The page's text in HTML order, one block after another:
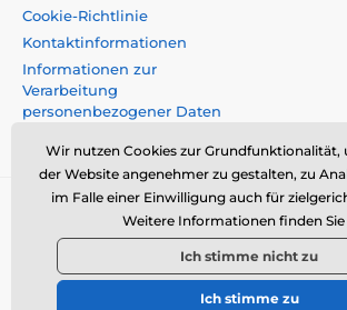
Cookie-Richtlinie
Kontaktinformationen
Informationen zur
Verarbeitung
personenbezogener Daten
Momanio s.r.o., Okružní 361/14,
Tschechische Republik, VAT:
info@momanio.at
© 2026 www.momanio.at ⦁ Sie hat einen E-Shop
Wir nutzen Cookies zur Grundfunktionalität,
der Website angenehmer zu gestalten, zu
im Falle einer Einwilligung auch für
Weitere Informationen finden Sie
Ich stimme nicht zu
Ich stimme zu